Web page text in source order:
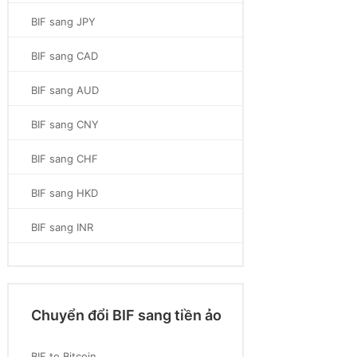
BIF sang JPY
BIF sang CAD
BIF sang AUD
BIF sang CNY
BIF sang CHF
BIF sang HKD
BIF sang INR
Chuyển đổi BIF sang tiền ảo